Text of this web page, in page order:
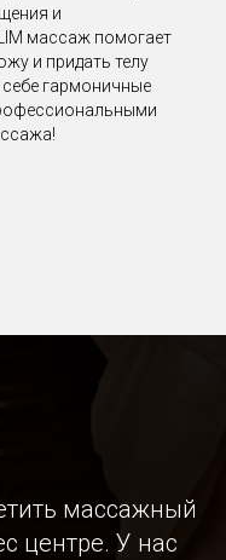
и
массаж помогает
и придать телу
себе гармоничные
массажный
центре. У нас